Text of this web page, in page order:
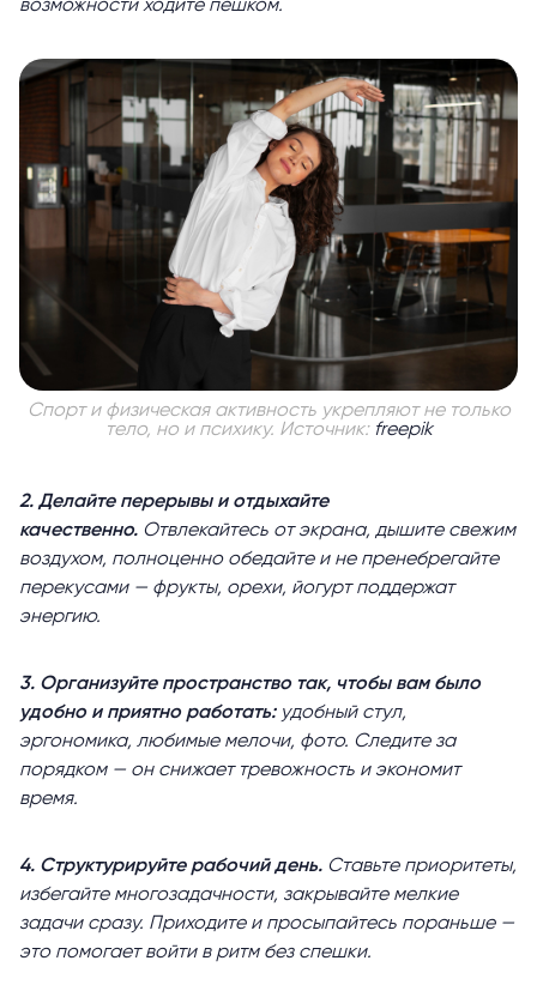
возможности ходите пешком.
Спорт и физическая активность укрепляют не только
тело, но и психику. Источник: freepik
2. Делайте перерывы и отдыхайте
качественно. Отвлекайтесь от экрана, дышите свежим
воздухом, полноценно обедайте и не пренебрегайте
перекусами — фрукты, орехи, йогурт поддержат
энергию.
3. Организуйте пространство так, чтобы вам было
удобно и приятно работать: удобный стул,
эргономика, любимые мелочи, фото. Следите за
порядком — он снижает тревожность и экономит
время.
4. Структурируйте рабочий день. Ставьте приоритеты,
избегайте многозадачности, закрывайте мелкие
задачи сразу. Приходите и просыпайтесь пораньше —
это помогает войти в ритм без спешки.